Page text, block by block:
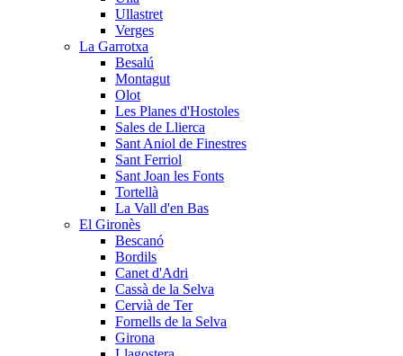
Ullastret
Verges
La Garrotxa
Besalú
Montagut
Olot
Les Planes d'Hostoles
Sales de Llierca
Sant Aniol de Finestres
Sant Ferriol
Sant Joan les Fonts
Tortellà
La Vall d'en Bas
El Gironès
Bescanó
Bordils
Canet d'Adri
Cassà de la Selva
Cervià de Ter
Fornells de la Selva
Girona